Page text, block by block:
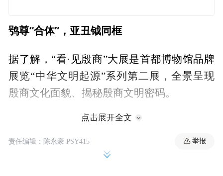
鸮尊“合体”，亚丑钺同框
据了解，“看·见殷商”大展是首都博物馆品牌
展览“中华文明起源”系列第二展，全景呈现
殷商文化面貌、揭秘殷商文明密码。
点击展开全文
责任编辑：陈永豪 PSY415 举报